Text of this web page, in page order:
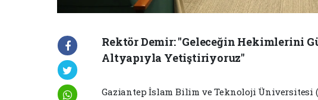
Rektör Demir: "Geleceğin Hekimlerini
Altyapıyla Yetiştiriyoruz"
Gaziantep İslam Bilim ve Teknoloji Üniversitesi